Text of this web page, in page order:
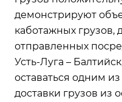
демонстрируют
каботажных грузов,
отправленных
Усть-Луга –
оставаться одним
доставки грузов из